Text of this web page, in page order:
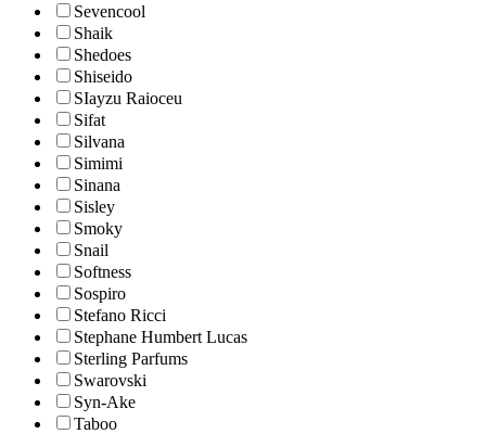
Sevencool
Shaik
Shedoes
Shiseido
SIayzu Raioceu
Sifat
Silvana
Simimi
Sinana
Sisley
Smoky
Snail
Softness
Sospiro
Stefano Ricci
Stephane Humbert Lucas
Sterling Parfums
Swarovski
Syn-Ake
Taboo